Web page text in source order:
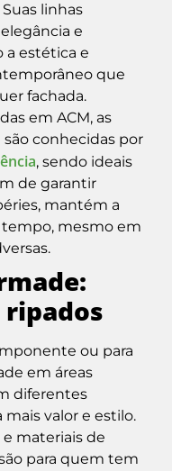
linhas
e
a estética e
que
fachada.
em ACM, as
conhecidas por
, sendo ideais
de garantir
mantém a
mesmo em
ou para
em áreas
diferentes
valor e estilo.
materiais de
para quem tem